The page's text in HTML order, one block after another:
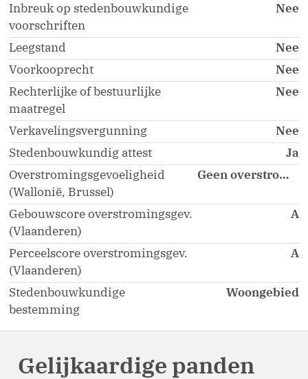
Inbreuk op stedenbouwkundige
voorschriften
Nee
Leegstand
Nee
Voorkooprecht
Nee
Rechterlijke of bestuurlijke
maatregel
Nee
Verkavelingsvergunning
Nee
Stedenbouwkundig attest
Ja
Overstromingsgevoeligheid
(Wallonië, Brussel)
Geen overstromingsgebied
Gebouwscore overstromingsgev.
(Vlaanderen)
A
Perceelscore overstromingsgev.
(Vlaanderen)
A
Stedenbouwkundige
bestemming
Woongebied
Gelijkaardige panden